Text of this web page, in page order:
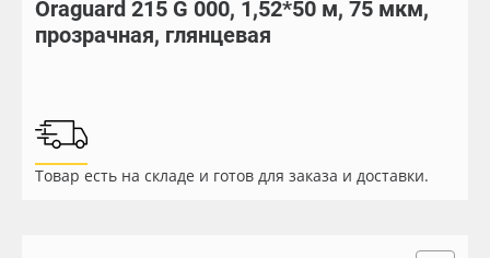
Orafol
Доставка
Рулонные материалы
Листовые материалы
Oraguard 215 G 000, 1,52*50 м, 75 мкм,
прозрачная, глянцевая
Товар есть на складе и готов для заказа и доставки.